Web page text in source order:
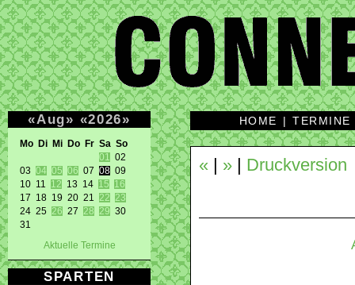
«Aug» «2026»
Mo Di Mi Do Fr Sa So
01
02
03 04 05 06 07 08 09
10 11 12 13 14 15
16
17 18 19 20 21 22
23
24 25 26 27 28 29 30
31
Aktuelle Termine
SPARTEN
HOME |TERMINE
« » Druckversion